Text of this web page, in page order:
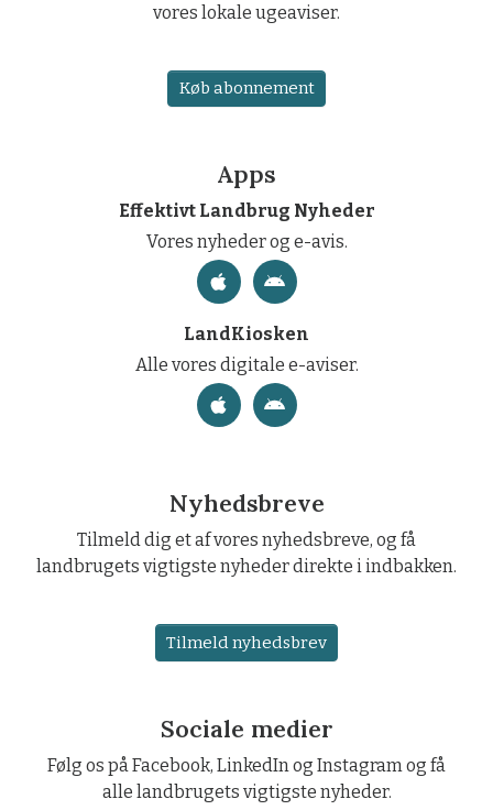
vores lokale ugeaviser.
Køb abonnement
Apps
Effektivt Landbrug Nyheder
Vores nyheder og e-avis.
LandKiosken
Alle vores digitale e-aviser.
Nyhedsbreve
Tilmeld dig et af vores nyhedsbreve, og få
landbrugets vigtigste nyheder direkte i indbakken.
Tilmeld nyhedsbrev
Sociale medier
Følg os på Facebook, LinkedIn og Instagram og få
alle landbrugets vigtigste nyheder.